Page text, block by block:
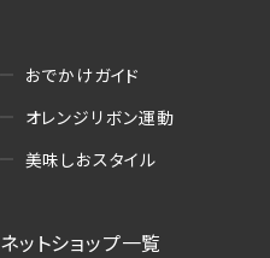
おでかけガイド
オレンジリボン運動
美味しおスタイル
ネットショップ一覧